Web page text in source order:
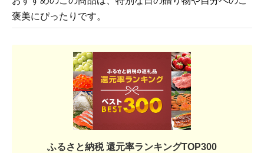
褒美にぴったりです。
ふるさと納税 還元率ランキングTOP300